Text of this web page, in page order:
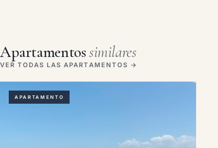
Apartamentossimilares
VER TODAS LAS APARTAMENTOS →
APARTAMENTO